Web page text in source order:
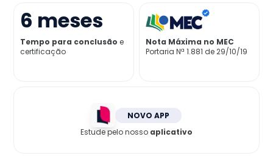
Já sou aluno
6 meses
Tempo para conclusão e
certificação
Nota Máxima no MEC
Portaria Nª 1.881 de 29/10/19
NOVO APP
Estude pelo nosso aplicativo